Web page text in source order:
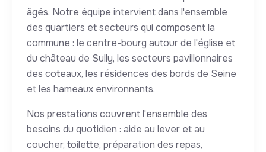
âgés. Notre équipe intervient dans l'ensemble
des quartiers et secteurs qui composent la
commune : le centre-bourg autour de l'église et
du château de Sully, les secteurs pavillonnaires
des coteaux, les résidences des bords de Seine
et les hameaux environnants.
Nos prestations couvrent l'ensemble des
besoins du quotidien : aide au lever et au
coucher, toilette, préparation des repas,